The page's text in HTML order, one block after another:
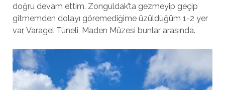
doğru devam ettim. Zonguldak’ta gezmeyip geçip
gitmemden dolayı göremediğime üzüldüğüm 1-2 yer
var, Varagel Tüneli, Maden Müzesi bunlar arasında.